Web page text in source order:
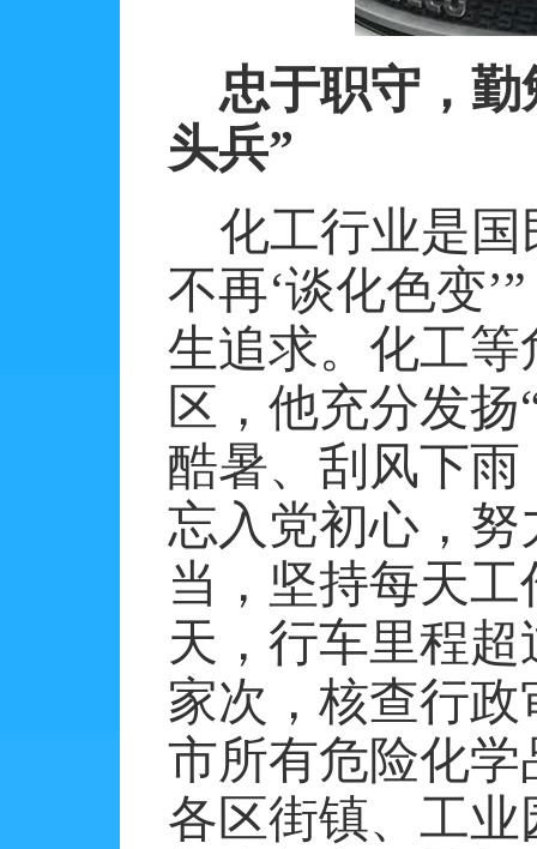
忠于职守，
头兵”
化工行业是
不再‘谈化色变
生追求。化工
区，他充分发
酷暑、刮风下
忘入党初心，
当，坚持每天工
天，行车里程超
家次，核查行
市所有危险化
各区街镇、工